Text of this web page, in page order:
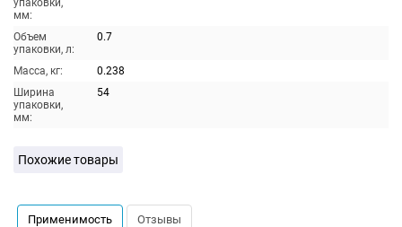
упаковки,
мм:
Объем
упаковки, л:
0.7
Масса, кг:
0.238
Ширина
упаковки,
мм:
54
Похожие товары
Применимость Отзывы